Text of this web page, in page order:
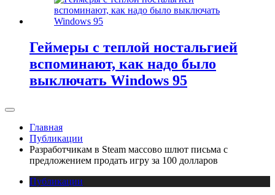
Геймеры с теплой ностальгией
вспоминают, как надо было
выключать Windows 95
Главная
Публикации
Разработчикам в Steam массово шлют письма с
предложением продать игру за 100 долларов
Публикации